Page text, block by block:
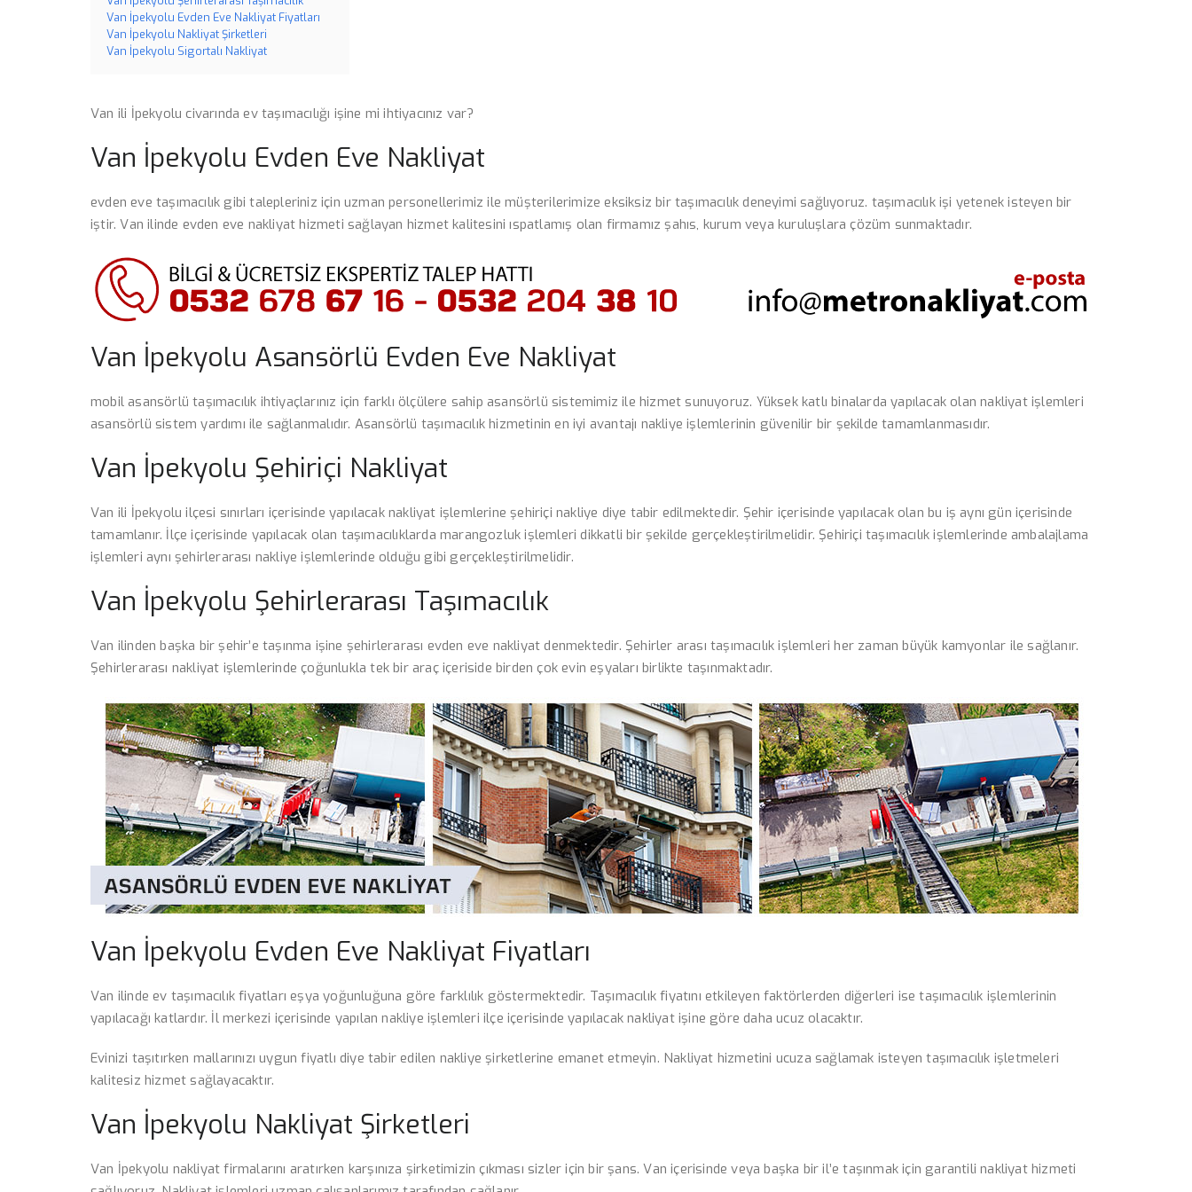
Van İpekyolu Evden Eve Nakliyat Fiyatları
Van İpekyolu Nakliyat Şirketleri
Van İpekyolu Sigortalı Nakliyat
Van ili İpekyolu civarında ev taşımacılığı işine mi ihtiyacınız var?
Van İpekyolu Evden Eve Nakliyat
evden eve taşımacılık gibi talepleriniz için uzman personellerimiz ile müşterilerimize eksiksiz bir taşımacılık deneyimi sağlıyoruz. taşımacılık işi yetenek isteyen bir
iştir. Van ilinde evden eve nakliyat hizmeti sağlayan hizmet kalitesini ıspatlamış olan firmamız şahıs, kurum veya kuruluşlara çözüm sunmaktadır.
Van İpekyolu Asansörlü Evden Eve Nakliyat
mobil asansörlü taşımacılık ihtiyaçlarınız için farklı ölçülere sahip asansörlü sistemimiz ile hizmet sunuyoruz. Yüksek katlı binalarda yapılacak olan nakliyat işlemleri
asansörlü sistem yardımı ile sağlanmalıdır. Asansörlü taşımacılık hizmetinin en iyi avantajı nakliye işlemlerinin güvenilir bir şekilde tamamlanmasıdır.
Van İpekyolu Şehiriçi Nakliyat
Van ili İpekyolu ilçesi sınırları içerisinde yapılacak nakliyat işlemlerine şehiriçi nakliye diye tabir edilmektedir. Şehir içerisinde yapılacak olan bu iş aynı gün içerisinde
tamamlanır. İlçe içerisinde yapılacak olan taşımacılıklarda marangozluk işlemleri dikkatli bir şekilde gerçekleştirilmelidir. Şehiriçi taşımacılık işlemlerinde ambalajlama
işlemleri aynı şehirlerarası nakliye işlemlerinde olduğu gibi gerçekleştirilmelidir.
Van İpekyolu Şehirlerarası Taşımacılık
Van ilinden başka bir şehir’e taşınma işine şehirlerarası evden eve nakliyat denmektedir. Şehirler arası taşımacılık işlemleri her zaman büyük kamyonlar ile sağlanır.
Şehirlerarası nakliyat işlemlerinde çoğunlukla tek bir araç içeriside birden çok evin eşyaları birlikte taşınmaktadır.
Van İpekyolu Evden Eve Nakliyat Fiyatları
Van ilinde ev taşımacılık fiyatları eşya yoğunluğuna göre farklılık göstermektedir. Taşımacılık fiyatını etkileyen faktörlerden diğerleri ise taşımacılık işlemlerinin
yapılacağı katlardır. İl merkezi içerisinde yapılan nakliye işlemleri ilçe içerisinde yapılacak nakliyat işine göre daha ucuz olacaktır.
Evinizi taşıtırken mallarınızı uygun fiyatlı diye tabir edilen nakliye şirketlerine emanet etmeyin. Nakliyat hizmetini ucuza sağlamak isteyen taşımacılık işletmeleri
kalitesiz hizmet sağlayacaktır.
Van İpekyolu Nakliyat Şirketleri
Van İpekyolu nakliyat firmalarını aratırken karşınıza şirketimizin çıkması sizler için bir şans. Van içerisinde veya başka bir il’e taşınmak için garantili nakliyat hizmeti